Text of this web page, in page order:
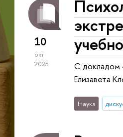
10
окт
2025
С докладом
Елизавета
Наука